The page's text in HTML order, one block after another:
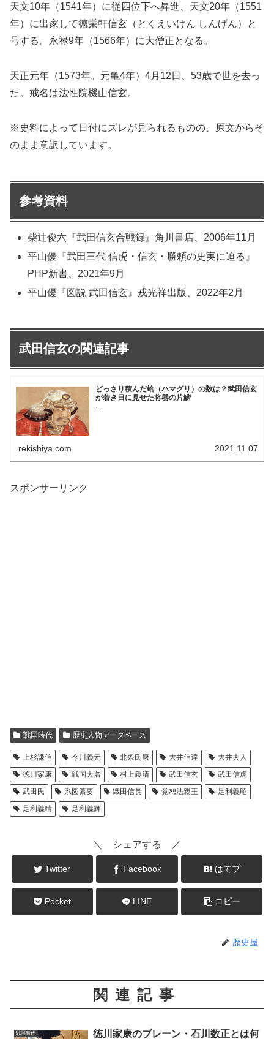
天文10年（1541年）に従四位下へ昇進、天文20年（1551
年）に出家して徳栄軒信玄（とくえいけん しんげん）と
号する。永禄9年（1566年）に大僧正となる。
天正元年（1573年。元亀4年）4月12日、53歳で世を去っ
た。戒名は法性院機山信玄。
※史料によって日付にズレが見られるものの、原文からそ
のまま意訳しています。
参考資料
柴辻俊六『武田信玄合戦録』角川書店、2006年11月
平山優『武田三代 信虎・信玄・勝頼の史実に迫る』
PHP新書、2021年9月
平山優『図説 武田信玄』戎光祥出版、2022年2月
武田信玄の関連記事
どっさり積んだ蛤（ハマグリ）の数は？武田信玄
が若き日に見せた将器の片鱗
...
rekishiya.com 2021.11.07
スポンサーリンク
戦国時代 歴史人物データベース
上杉謙信 今川義元 北条氏康 大井信達
大井夫人
徳川家康
戦国大名 村上義清 武田信玄
武田信虎
武田氏
系図纂要 織田信長 覚恕法親王
足利義昭
足利義晴
足利義輝
＼ シェアする ／
Twitter Facebook はてブ
Pocket LINE コピー
歴史屋
関連記事
戦国時代 徳川家康のブレーン・石川数正とは何